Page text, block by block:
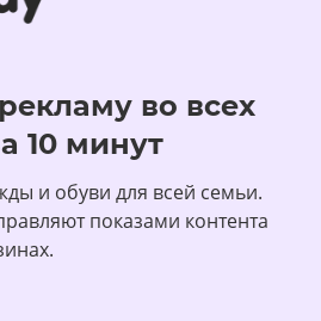
во всех
10 минут
и обуви для всей семьи.
показами контента